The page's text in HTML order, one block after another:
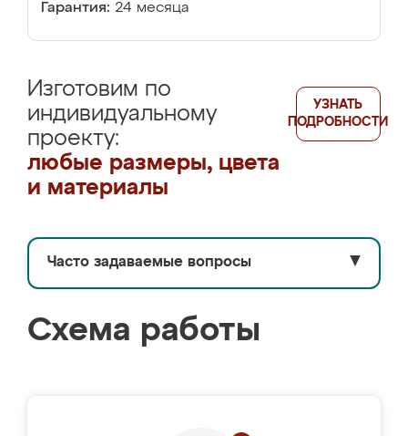
Гарантия: 24 месяца
Изготовим по
индивидуальному
проекту:
любые размеры, цвета
и материалы
УЗНАТЬ
ПОДРОБНОСТИ
Часто задаваемые вопросы ▼
Схема работы